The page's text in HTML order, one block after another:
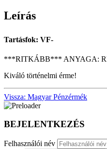
Leírás
Tartásfok: VF-
***RITKÁBB*** ANYAGA:
Kiváló történelmi érme!
Vissza: Magyar Pénzérmék
BEJELENTKEZÉS
Felhasználói név